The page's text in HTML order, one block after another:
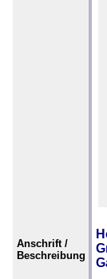
Anschrift /
Beschreibung